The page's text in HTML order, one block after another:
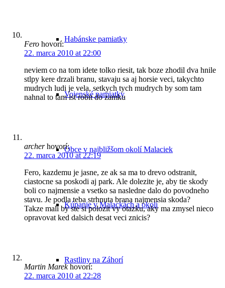
Habánske pamiatky
Vojenské pamiatky
Obce v najbližšom okolí Malaciek
Kúpanie v Malackách a okolí
Rastliny na Záhorí
Fero hovorí:
22. marca 2010 at 22:00
neviem co na tom idete tolko riesit, tak boze zhodil dva hnile
stlpy kere drzali branu, stavaju sa aj horsie veci, takychto
mudrych ludi je vela, setkych tych mudrych by som tam
nahnal to tam ist robit do zamku
archer hovorí:
22. marca 2010 at 22:19
Fero, kazdemu je jasne, ze ak sa ma to drevo odstranit,
ciastocne sa poskodi aj park. Ale dolezite je, aby tie skody
boli co najmensie a vsetko sa nasledne dalo do povodneho
stavu. Je podla teba strhnuta brana najmensia skoda?
Takze mali by ste si polozit vy otazku, aky ma zmysel nieco
opravovat ked dalsich desat veci znicis?
Martin Marek hovorí:
22. marca 2010 at 22:28